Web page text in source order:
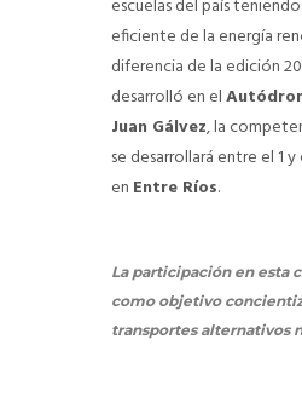
escuelas del país
eficiente de la energía
diferencia de la edición
desarrolló en el
Juan Gálvez, la
se desarrollará entre el 1
en Entre Ríos.
La participación en esta
como objetivo
transportes alternativos